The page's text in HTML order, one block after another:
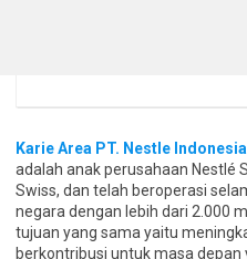
Karie Area PT. Nestle
adalah anak perusahaan Nestlé
Swiss, dan telah beroperasi
negara dengan lebih dari 2.000
tujuan yang sama yaitu
berkontribusi untuk masa depan